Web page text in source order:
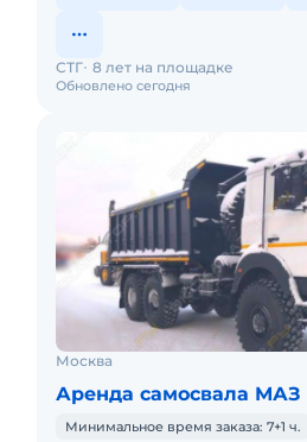
Обновлено сегодня
СТГ 8 лет на площадке
Москва
Аренда самосвала МАЗ
Минимальное время заказа: 7+1 ч.